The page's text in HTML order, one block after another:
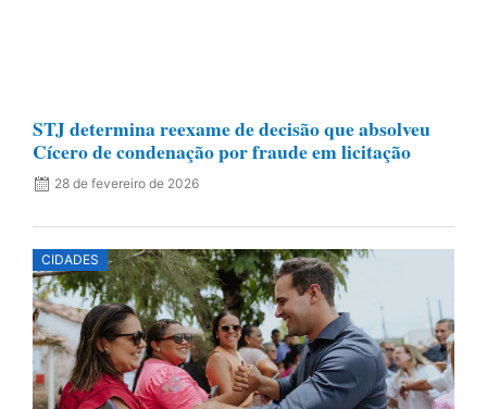
STJ determina reexame de decisão que absolveu
Cícero de condenação por fraude em licitação
28 de fevereiro de 2026
CIDADES